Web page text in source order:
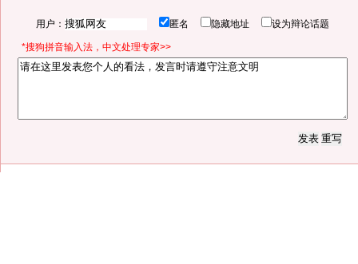
用户： 匿名 隐藏地址 设为辩论话题
*搜狗拼音输入法，中文处理专家>>